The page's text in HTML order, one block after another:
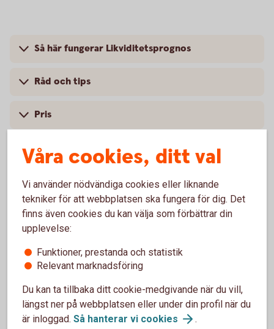
Så här fungerar Likviditetsprognos
Råd och tips
Pris
Internetbanken
För överblick och affärer, dygnet runt, världen
över
För att se detta innehåll behöver du först
godkänna cookies för Funktioner, prestanda
Våra cookies, ditt val
Vi använder nödvändiga cookies eller liknande
tekniker för att webbplatsen ska fungera för dig. Det
finns även cookies du kan välja som förbättrar din
upplevelse:
Funktioner, prestanda och statistik
Relevant marknadsföring
Du kan ta tillbaka ditt cookie-medgivande när du vill,
längst ner på webbplatsen eller under din profil när du
är inloggad. Så hanterar vi cookies .